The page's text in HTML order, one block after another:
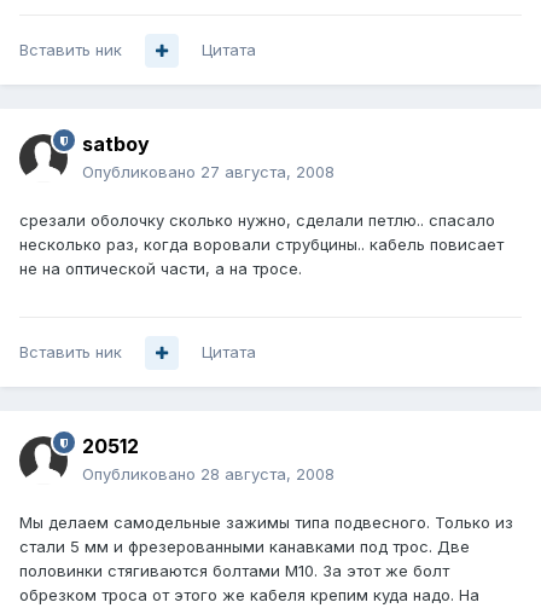
Вставить ник Цитата
satboy
Опубликовано 27 августа, 2008
срезали оболочку сколько нужно, сделали петлю.. спасало
несколько раз, когда воровали струбцины.. кабель повисает
не на оптической части, а на тросе.
Вставить ник Цитата
20512
Опубликовано 28 августа, 2008
Мы делаем самодельные зажимы типа подвесного. Только из
стали 5 мм и фрезерованными канавками под трос. Две
половинки стягиваются болтами М10. За этот же болт
обрезком троса от этого же кабеля крепим куда надо. На